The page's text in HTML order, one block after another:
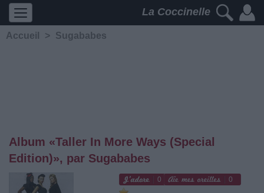
La Coccinelle
Accueil > Sugababes
Album «Taller In More Ways (Special
Edition)», par Sugababes
0 0